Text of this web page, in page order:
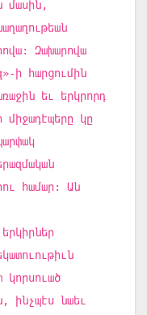
մասին,
Զախարովա
ի հարցումին
եւ երկրորդ
միջադէպերը կը
համար: Ան
կորսուած
ինչպէս նաեւ